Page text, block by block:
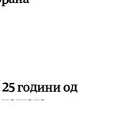
години од